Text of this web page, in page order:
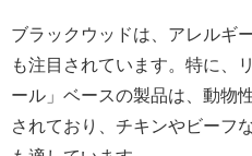
ブラックウッドは、アレルギ
も注目されています。特に、
ール」ベースの製品は、動物
されており、チキンやビーフ